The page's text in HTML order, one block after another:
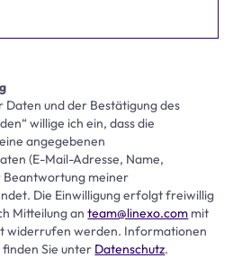
Daten und der Bestätigung des
willige ich ein, dass die
angegebenen
(E-Mail-Adresse, Name,
Beantwortung meiner
Die Einwilligung erfolgt freiwillig
Mitteilung anteam@linexo.com mit
widerrufen werden. Informationen
Sie unter Datenschutz.